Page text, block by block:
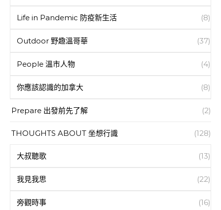
Life in Pandemic 防疫新生活 (8)
Outdoor 野趣溫哥華 (37)
People 溫市人物 (4)
你應該認識的加拿大 (8)
Prepare 出發前先了解 (2)
THOUGHTS ABOUT 坐想行識 (128)
大叔聽歌 (13)
我見我思 (22)
旁觀時事 (16)